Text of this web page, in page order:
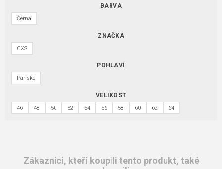
BARVA
Černá
ZNAČKA
CXS
POHLAVÍ
Pánské
VELIKOST
46 48 50 52 54 56 58 60 62 64
Zákazníci, kteří koupili tento produkt, také